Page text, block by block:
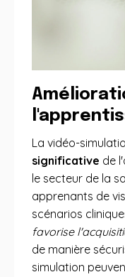
La vidéo-
significative de
le secteur de la
apprenants de
scénarios
favorise
de manière
simulation